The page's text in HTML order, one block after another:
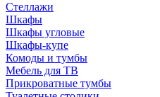
Стеллажи
Шкафы
Шкафы угловые
Шкафы-купе
Комоды и тумбы
Мебель для ТВ
Прикроватные тумбы